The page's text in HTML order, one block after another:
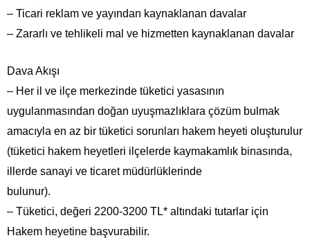
– Ticari reklam ve yayından kaynaklanan davalar
– Zararlı ve tehlikeli mal ve hizmetten kaynaklanan davalar
Dava Akışı
– Her il ve ilçe merkezinde tüketici yasasının
uygulanmasından doğan uyuşmazlıklara çözüm bulmak
amacıyla en az bir tüketici sorunları hakem heyeti oluşturulur
(tüketici hakem heyetleri ilçelerde kaymakamlık binasında,
illerde sanayi ve ticaret müdürlüklerinde
bulunur).
– Tüketici, değeri 2200-3200 TL* altındaki tutarlar için
Hakem heyetine başvurabilir.